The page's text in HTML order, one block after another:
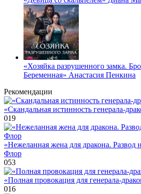
«Хозяйка разрушенного замка.
Беременная» Анастасия Пенкина
Рекомендации
«Скандальная истинность генерала-
019
«Нежеланная жена для дракона. Развод
Флор
053
«Полная провокация для генерала-
016